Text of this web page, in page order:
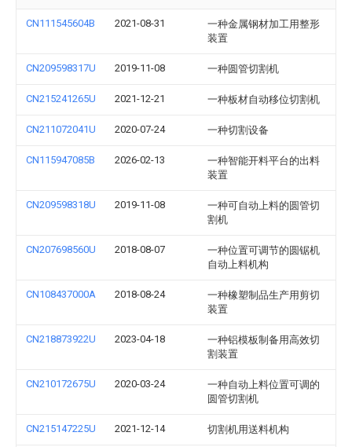
CN111545604B 2021-08-31
一种金属钢材加工用整形
装置
CN209598317U 2019-11-08 一种圆管切割机
CN215241265U 2021-12-21 一种板材自动移位切割机
CN211072041U 2020-07-24 一种切割设备
CN115947085B 2026-02-13
一种智能开料平台的出料
装置
CN209598318U 2019-11-08
一种可自动上料的圆管切
割机
CN207698560U 2018-08-07
一种位置可调节的圆锯机
自动上料机构
CN108437000A 2018-08-24
一种橡塑制品生产用剪切
装置
CN218873922U 2023-04-18
一种铝模板制备用高效切
割装置
CN210172675U 2020-03-24
一种自动上料位置可调的
圆管切割机
CN215147225U 2021-12-14 切割机用送料机构